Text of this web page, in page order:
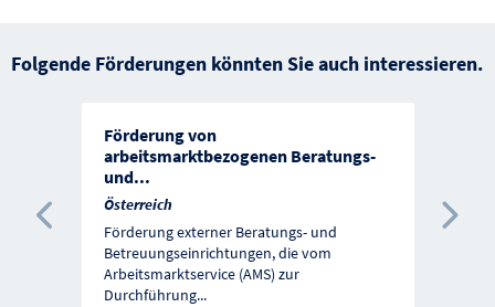
Folgende Förderungen könnten Sie auch interessieren.
Förderung von
arbeitsmarktbezogenen Beratungs-
und...
Österreich
Förderung externer Beratungs- und
Betreuungseinrichtungen, die vom
Arbeitsmarktservice (AMS) zur
Durchführung...
Vorherige Förderung